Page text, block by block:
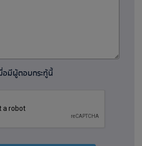
อมีผู้ตอบกระทู้นี้